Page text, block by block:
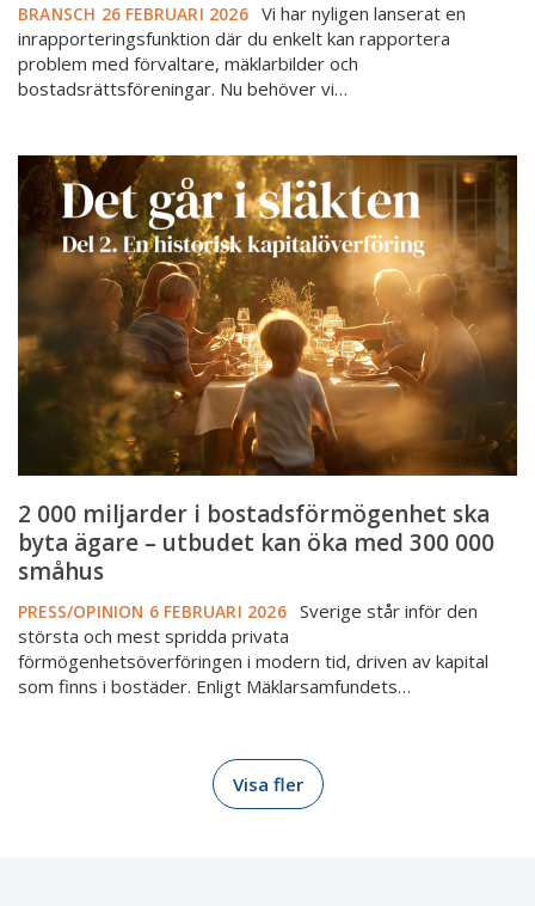
BRANSCH 26 FEBRUARI 2026 Vi har nyligen lanserat en
inrapporteringsfunktion där du enkelt kan rapportera
problem med förvaltare, mäklarbilder och
bostadsrättsföreningar. Nu behöver vi…
000
miljarder
bostadsförmögenhet
byta
ägare
utbudet
öka
med
300
000
småhus
2 000 miljarder i bostadsförmögenhet ska
byta ägare – utbudet kan öka med 300 000
småhus
PRESS/OPINION 6 FEBRUARI 2026 Sverige står inför den
största och mest spridda privata
förmögenhetsöverföringen i modern tid, driven av kapital
som finns i bostäder. Enligt Mäklarsamfundets…
Visa fler